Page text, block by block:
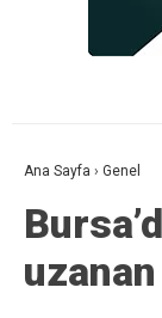
Ana Sayfa › Genel